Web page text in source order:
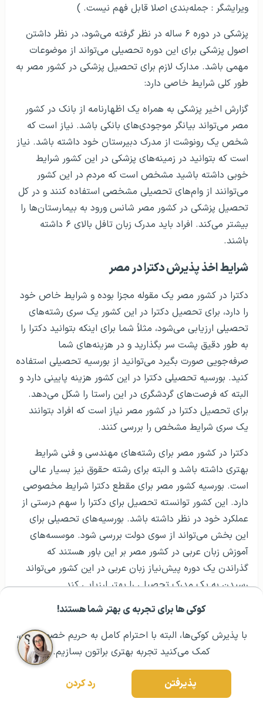
کوکی ها برای تجربه ی بهتر شما هستند!
با پذیرش کوکی‌ها، البته با احترام کامل به حریم خصوصیتون،
کمک می‌کنید تجربه بهتری براتون بسازیم.
پذیرفتن رد کردن
مشــاوره اولیه رایگان: ۰۲۱ ۴۳۰۰۰ ۰۲۱ رزرو مشاوره تخصصی
ویرایشگر : جمله‌بندی اصلا قابل فهم نیست. )
پزشکی در دوره ۶ ساله در نظر گرفته می‌شود، در نظر داشتن
اصول پزشکی برای این دوره تحصیلی می‌تواند از موضوعات
مهمی باشد. مدارک لازم برای تحصیل پزشکی در کشور مصر به
طور کلی شرایط خاصی دارد:
گزارش اخیر پزشکی به همراه یک اظهارنامه از بانک در کشور
مصر می‌تواند بیانگر موجودی‌های بانکی باشد. نیاز است که
شخص یک رونوشت از مدرک دبیرستان خود داشته باشد. نیاز
است که بتوانید در زمینه‌های پزشکی در این کشور شرایط
خوبی داشته باشید مشخص است که مردم در این کشور
می‌توانند از وام‌های تحصیلی مشخصی استفاده کنند و در کل
تحصیل پزشکی در کشور مصر شانس ورود به بیمارستان‌ها را
بیشتر می‌کند. افراد باید مدرک زبان تافل بالای ۶ داشته
باشند.
شرایط اخذ پذیرش دکترا در مصر
دکترا در کشور مصر یک مقوله مجزا بوده و شرایط خاص خود
را دارد، برای تحصیل دکترا در این کشور یک سری رشته‌های
تحصیلی ارزیابی می‌شود، مثلاً شما برای اینکه بتوانید دکترا را
به طور دقیق پشت سر بگذارید و در هزینه‌های شما
صرفه‌جویی صورت بگیرد می‌توانید از بورسیه تحصیلی استفاده
کنید. بورسیه تحصیلی دکترا در این کشور هزینه پایینی دارد و
البته که فرصت‌های گردشگری در این راستا را شکل می‌دهد.
برای تحصیل دکترا در کشور مصر نیاز است که افراد بتوانند
یک سری شرایط مشخص را بررسی کنند.
دکترا در کشور مصر برای رشته‌های مهندسی و فنی شرایط
بهتری داشته باشد و البته برای رشته حقوق نیز بسیار عالی
است. بورسیه کشور مصر برای مقطع دکترا شرایط مخصوصی
دارد. این کشور توانسته تحصیل برای دکترا را سهم درستی از
عملکرد خود در نظر داشته باشد. بورسیه‌های تحصیلی برای
این بخش می‌تواند از سوی دولت بررسی شود. موسسه‌های
آموزش زبان عربی در کشور مصر بر این باور هستند که
گذراندن یک دوره پیش‌نیاز زبان عربی در این کشور می‌تواند
رسیدن به یک مدرک تحصیلی را بهتر ارزیابی کند.
وضعیت تحصیلی برای مقطع دکترا در کشور مصر می‌تواند
جریان خاصی داشته باشد. فرصت‌های شغلی در این کشور
آنقدر متغیر است که هر شخص می‌تواند از آن در یک فضای
درست استفاده نماید و افراد در مقطع دکترا از دانشگاه حقوق
دریافت می‌کنند. دکترا سهم اقتصادی خوبی برای بخش‌های
خصوصی نیز ایجاد کرده است و حمایت خوبی صورت گرفته